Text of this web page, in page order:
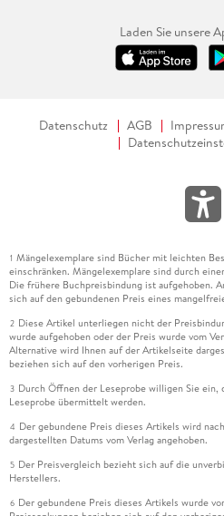
Laden Sie unsere
Datenschutz AGB
1 Mängelexemplare sind Bücher mit leichten
einschränken. Mängelexemplare sind durch
Die frühere Buchpreisbindung ist aufgehoben.
sich auf den gebundenen Preis eines
2 Diese Artikel unterliegen nicht der
wurde aufgehoben oder der Preis wurde vom
Alternative wird Ihnen auf der Artikelseite
beziehen sich auf den vorherigen Preis.
3 Durch Öffnen der Leseprobe willigen Sie ein,
Leseprobe übermittelt werden.
4 Der gebundene Preis dieses Artikels wird
dargestellten Datums vom Verlag angehoben.
5 Der Preisvergleich bezieht sich auf die
Herstellers.
6 Der gebundene Preis dieses Artikels wurde